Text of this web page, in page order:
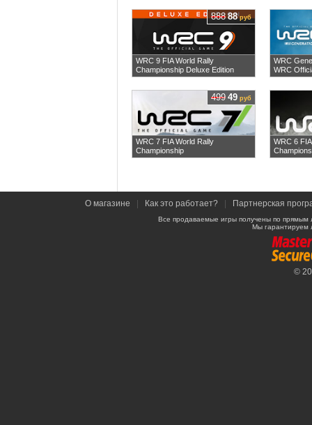
WRC 9 FIA World Rally
Championship Deluxe Edition
888 88руб
WRC
WRC
WRC 7 FIA World Rally
Championship
499 49 руб
WRC 6
О магазине Как это работает? Партнерская
Все продаваемые игры получены по
Мы гарантируем
©